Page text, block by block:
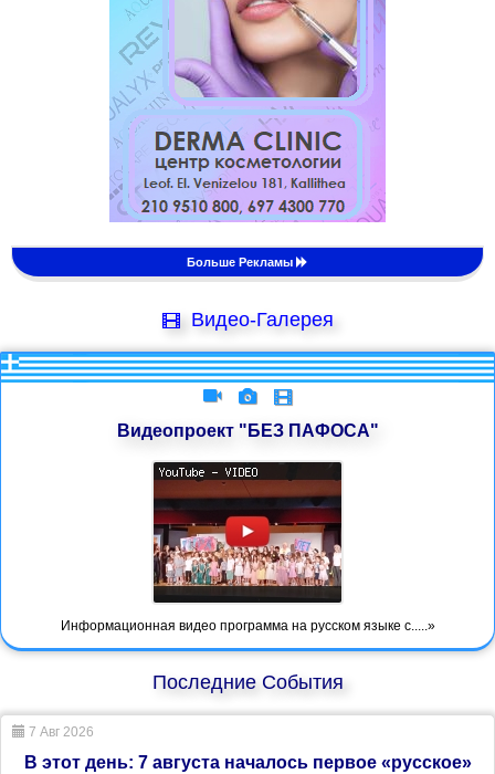
Больше Рекламы
Видео-Галерея
Видеопроект "БЕЗ ПАФОСА"
Информационная видео программа на русском языке с.....»
Последние События
7 Авг 2026
В этот день: 7 августа началось первое «русское»